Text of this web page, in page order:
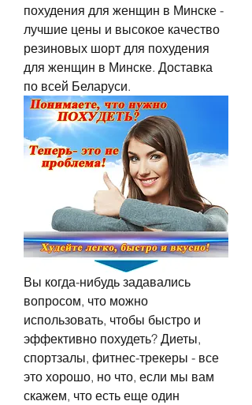
похудения для женщин в Минске -
лучшие цены и высокое качество
резиновых шорт для похудения
для женщин в Минске. Доставка
по всей Беларуси.
Вы когда-нибудь задавались
вопросом, что можно
использовать, чтобы быстро и
эффективно похудеть? Диеты,
спортзалы, фитнес-трекеры - все
это хорошо, но что, если мы вам
скажем, что есть еще один